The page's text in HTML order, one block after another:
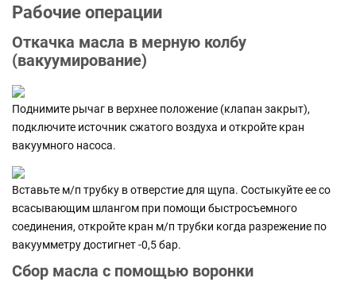
Рабочие операции
Откачка масла в мерную колбу
(вакуумирование)
Поднимите рычаг в верхнее положение (клапан закрыт),
подключите источник сжатого воздуха и откройте кран
вакуумного насоса.
Вставьте м/п трубку в отверстие для щупа. Состыкуйте ее со
всасывающим шлангом при помощи быстросъемного
соединения, откройте кран м/п трубки когда разрежение по
вакуумметру достигнет -0,5 бар.
Сбор масла с помощью воронки